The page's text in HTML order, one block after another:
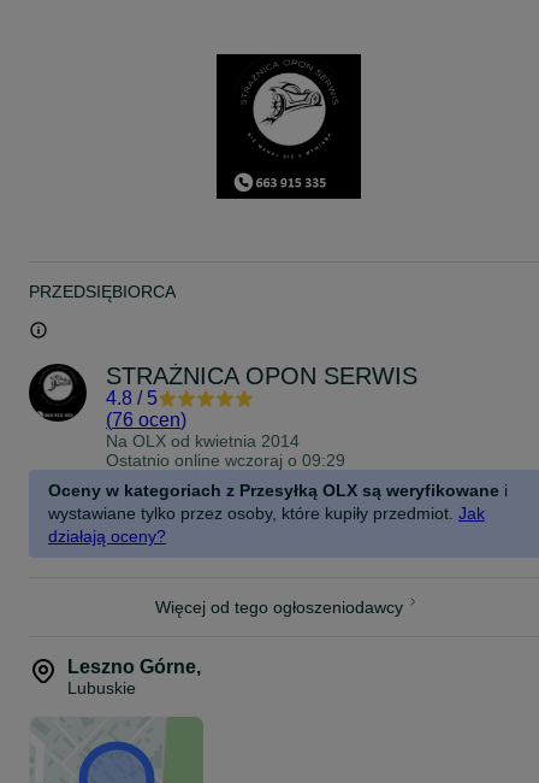
PRZEDSIĘBIORCA
STRAŻNICA OPON SERWIS
4.8 / 5
(76 ocen)
Na OLX od kwietnia 2014
Ostatnio online wczoraj o 09:29
Oceny w kategoriach z Przesyłką OLX są weryfikowane i
wystawiane tylko przez osoby, które kupiły przedmiot. Jak
działają oceny?
Więcej od tego ogłoszeniodawcy
Leszno Górne,
Lubuskie